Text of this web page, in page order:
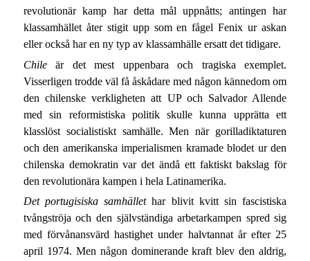
revolutionär kamp har detta mål uppnåtts; antingen har
klassamhället åter stigit upp som en fågel Fenix ur askan
eller också har en ny typ av klassamhälle ersatt det tidigare.
Chileär det mest uppenbara och tragiska exemplet.
Visserligen trodde väl få åskådare med någon kännedom om
den chilenske verkligheten att UP och Salvador Allende
med sin reformistiska politik skulle kunna upprätta ett
klasslöst socialistiskt samhälle. Men när gorilladiktaturen
och den amerikanska imperialismen kramade blodet ur den
chilenska demokratin var det ändå ett faktiskt bakslag för
den revolutionära kampen i hela Latinamerika.
Det portugisiska samhällethar blivit kvitt sin fascistiska
tvångströja och den självständiga arbetarkampen spred sig
med förvånansvärd hastighet under halvtannat år efter 25
april 1974. Men någon dominerande kraft blev den aldrig,